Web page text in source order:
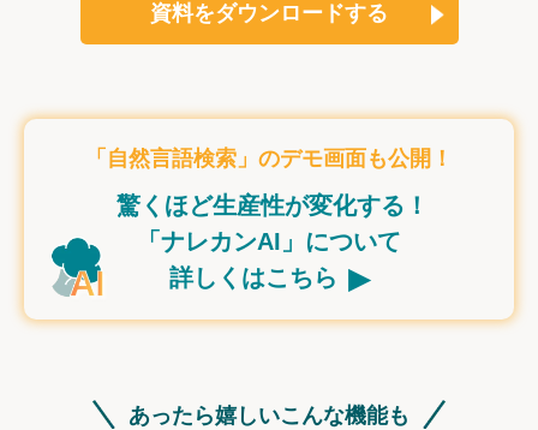
資料をダウンロードする
「自然言語検索」のデモ画面も公開！
驚くほど生産性が変化する！
「ナレカンAI」について
詳しくはこちら ▸
あったら嬉しいこんな機能も